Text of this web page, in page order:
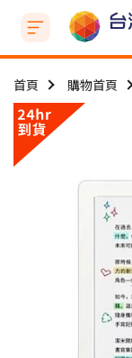
首頁 購物首頁